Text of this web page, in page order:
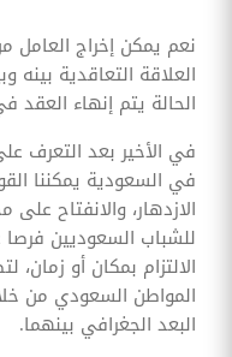
نعم يمكن إخراج العامل
العلاقة التعاقدية
الحالة يتم إنهاء العقد
في الأخير بعد التعرف
في السعودية يمكننا
الازدهار، والانفتاح
للشباب السعوديين
الالتزام بمكان أو زمان،
المواطن السعودي من
البعد الجغرافي بينهما.